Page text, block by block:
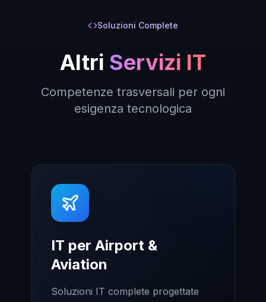
Soluzioni Complete
Altri Servizi IT
Competenze trasversali per ogni
esigenza tecnologica
IT per Airport &
Aviation
Soluzioni IT complete progettate